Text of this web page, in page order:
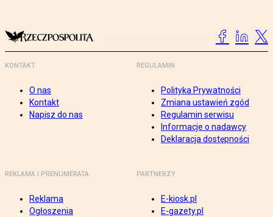
KONTAKT
O nas
Kontakt
Napisz do nas
REGULAMIN
Polityka Prywatności
Zmiana ustawień zgód
Regulamin serwisu
Informacje o nadawcy
Deklaracja dostępności
REKLAMA I PRENUMERATA
Reklama
Ogłoszenia
PARTNERZY
E-kiosk.pl
E-gazety.pl